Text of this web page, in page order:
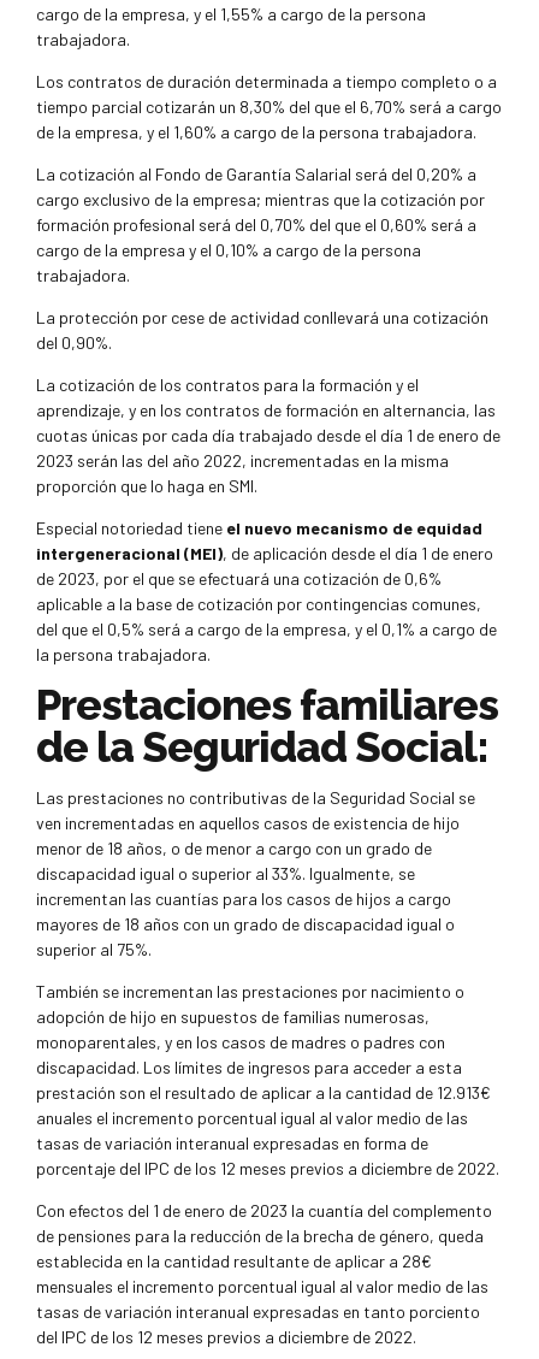
cargo de la empresa, y el 1,55% a cargo de la persona
trabajadora.
Los contratos de duración determinada a tiempo completo o a
tiempo parcial cotizarán un 8,30% del que el 6,70% será a cargo
de la empresa, y el 1,60% a cargo de la persona trabajadora.
La cotización al Fondo de Garantía Salarial será del 0,20% a
cargo exclusivo de la empresa; mientras que la cotización por
formación profesional será del 0,70% del que el 0,60% será a
cargo de la empresa y el 0,10% a cargo de la persona
trabajadora.
La protección por cese de actividad conllevará una cotización
del 0,90%.
La cotización de los contratos para la formación y el
aprendizaje, y en los contratos de formación en alternancia, las
cuotas únicas por cada día trabajado desde el día 1 de enero de
2023 serán las del año 2022, incrementadas en la misma
proporción que lo haga en SMI.
Especial notoriedad tiene el nuevo mecanismo de equidad
intergeneracional (MEI), de aplicación desde el día 1 de enero
de 2023, por el que se efectuará una cotización de 0,6%
aplicable a la base de cotización por contingencias comunes,
del que el 0,5% será a cargo de la empresa, y el 0,1% a cargo de
la persona trabajadora.
Prestaciones familiares
de la Seguridad Social:
Las prestaciones no contributivas de la Seguridad Social se
ven incrementadas en aquellos casos de existencia de hijo
menor de 18 años, o de menor a cargo con un grado de
discapacidad igual o superior al 33%. Igualmente, se
incrementan las cuantías para los casos de hijos a cargo
mayores de 18 años con un grado de discapacidad igual o
superior al 75%.
También se incrementan las prestaciones por nacimiento o
adopción de hijo en supuestos de familias numerosas,
monoparentales, y en los casos de madres o padres con
discapacidad. Los límites de ingresos para acceder a esta
prestación son el resultado de aplicar a la cantidad de 12.913€
anuales el incremento porcentual igual al valor medio de las
tasas de variación interanual expresadas en forma de
porcentaje del IPC de los 12 meses previos a diciembre de 2022.
Con efectos del 1 de enero de 2023 la cuantía del complemento
de pensiones para la reducción de la brecha de género, queda
establecida en la cantidad resultante de aplicar a 28€
mensuales el incremento porcentual igual al valor medio de las
tasas de variación interanual expresadas en tanto porciento
del IPC de los 12 meses previos a diciembre de 2022.